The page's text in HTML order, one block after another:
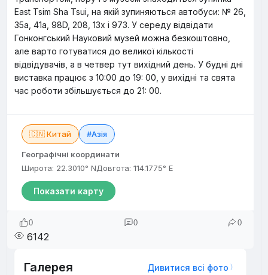
East Tsim Sha Tsui, на якій зупиняються автобуси: № 26,
35а, 41а, 98D, 208, 13x і 973. У середу відвідати
Гонконгський Науковий музей можна безкоштовно,
але варто готуватися до великої кількості
відвідувачів, а в четвер тут вихідний день. У будні дні
виставка працює з 10:00 до 19: 00, у вихідні та свята
час роботи збільшується до 21: 00.
🇨🇳 Китай #Азія
Географічні координати
Широта: 22.3010° NДовгота: 114.1775° E
Показати карту
0 0 0
6142
Галерея Дивитися всі фото